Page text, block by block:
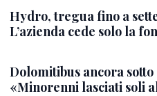
Hydro, tregua fino a
L’azienda cede solo la
Dolomitibus ancora sotto
«Minorenni lasciati soli